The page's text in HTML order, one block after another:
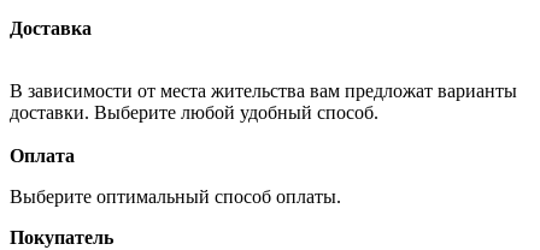
Доставка
В зависимости от места жительства вам предложат варианты
доставки. Выберите любой удобный способ.
Оплата
Выберите оптимальный способ оплаты.
Покупатель